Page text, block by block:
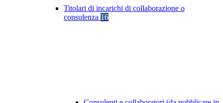
Titolari di incarichi di collaborazione o
consulenza 16